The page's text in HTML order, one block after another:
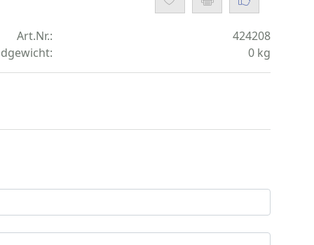
Art.Nr.:
424208
0 kg